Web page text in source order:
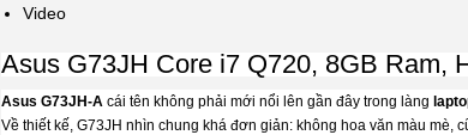
Video
Asus G73JH Core i7 Q720, 8GB Ram,
Asus G73JH-A cái tên không phải mới nổi lên gần đây trong làng
Về thiết kế, G73JH nhìn chung khá đơn giản: không hoa văn màu mè,